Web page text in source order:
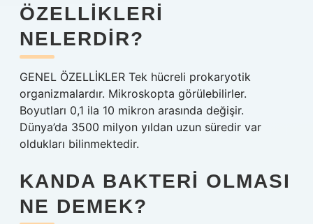
ÖZELLIKLERI
NELERDIR?
GENEL ÖZELLİKLER Tek hücreli prokaryotik
organizmalardır. Mikroskopta görülebilirler.
Boyutları 0,1 ila 10 mikron arasında değişir.
Dünya’da 3500 milyon yıldan uzun süredir var
oldukları bilinmektedir.
KANDA BAKTERI OLMASI
NE DEMEK?